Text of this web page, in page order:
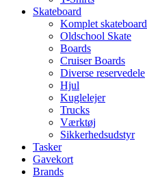
Skateboard
Komplet skateboard
Oldschool Skate
Boards
Cruiser Boards
Diverse reservedele
Hjul
Kuglelejer
Trucks
Værktøj
Sikkerhedsudstyr
Tasker
Gavekort
Brands